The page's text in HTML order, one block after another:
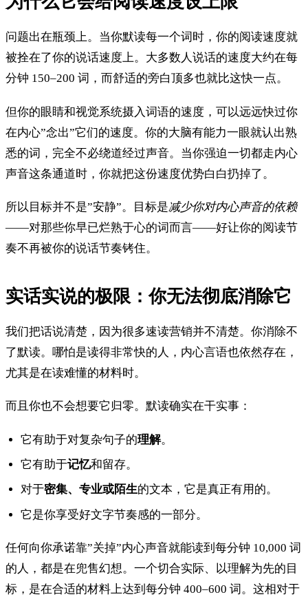
问题出在瓶颈上。当你默读每一个词时，你的阅读速度就
被拴在了你的说话速度上。大多数人说话的速度大约在每
分钟 150–200 词，而舒适的旁白顶多也就比这快一点。
但你的眼睛和视觉系统摄入词语的速度，可以远远快过你
在内心”念出”它们的速度。你的大脑有能力一眼就认出熟
悉的词，完全不必绕道经过声音。当你强迫一切都走内心
声音这条通道时，你就把这份速度优势白白扔掉了。
所以目标并不是”安静”。目标是减少你对内心声音的依赖
——对那些你早已烂熟于心的词而言——好让你的阅读节
奏不再被你的说话节奏铐住。
实话实说的极限：你无法彻底消除它
我们把话说清楚，因为很多速读营销并不清楚。你消除不
了默读。哪怕是读得非常快的人，内心言语也依然存在，
尤其是在读难懂的材料时。
而且你也不会想要它归零。默读确实在干实事：
它有助于对复杂句子的理解。
它有助于记忆和留存。
对于密集、专业或陌生的文本，它是真正有用的。
它是你享受好文字节奏感的一部分。
任何向你承诺靠”关掉”内心声音就能读到每分钟 10,000 词
的人，都是在兜售幻想。一个切合实际、以理解为先的目
标，是在合适的材料上达到每分钟 400–600 词。这相对于